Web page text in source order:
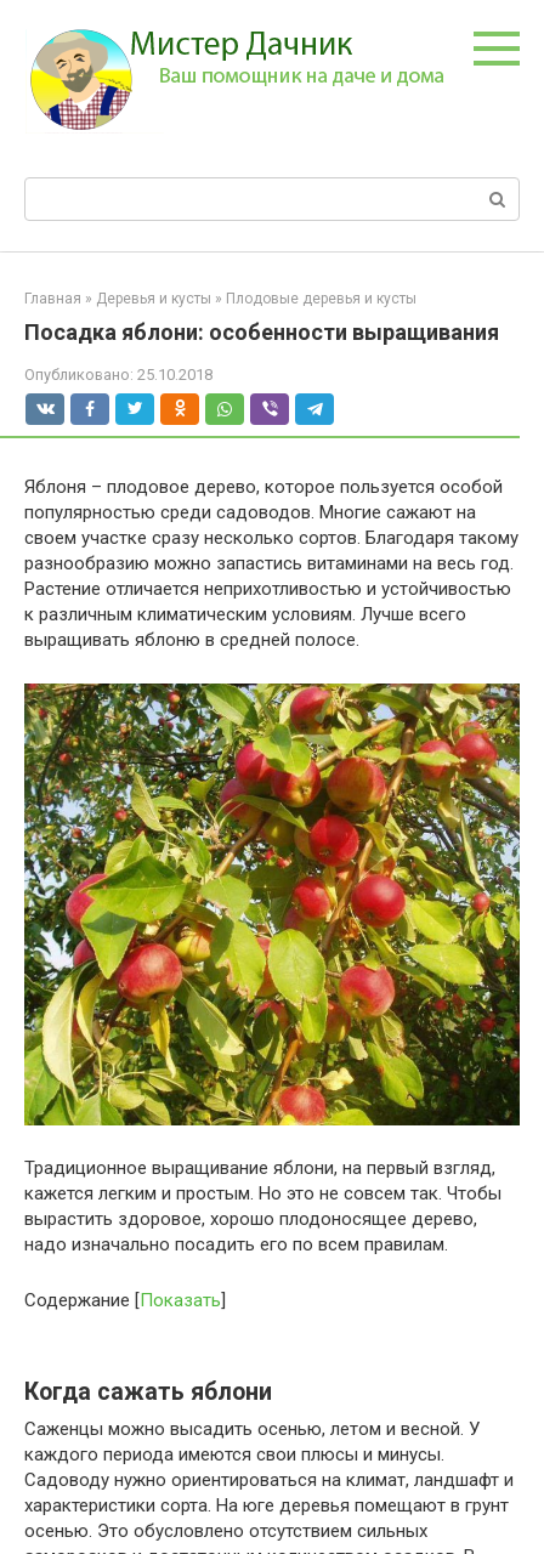
контенту
Главная » Деревья и кусты » Плодовые деревья и кусты
Посадка яблони: особенности выращивания
Опубликовано: 25.10.2018
Яблоня – плодовое дерево, которое пользуется особой
популярностью среди садоводов. Многие сажают на
своем участке сразу несколько сортов. Благодаря такому
разнообразию можно запастись витаминами на весь год.
Растение отличается неприхотливостью и устойчивостью
к различным климатическим условиям. Лучше всего
выращивать яблоню в средней полосе.
Традиционное выращивание яблони, на первый взгляд,
кажется легким и простым. Но это не совсем так. Чтобы
вырастить здоровое, хорошо плодоносящее дерево,
надо изначально посадить его по всем правилам.
Содержание [Показать]
Когда сажать яблони
Саженцы можно высадить осенью, летом и весной. У
каждого периода имеются свои плюсы и минусы.
Садоводу нужно ориентироваться на климат, ландшафт и
характеристики сорта. На юге деревья помещают в грунт
осенью. Это обусловлено отсутствием сильных